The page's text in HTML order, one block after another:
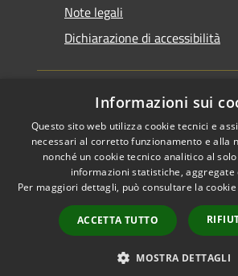
Note legali
Dichiarazione di accessibilità
RSS
Accessibilità
Cookie
Mappa del sito
Piano di miglioramento
Informazioni sui
Questo sito web utilizza cookie tecnici e
necessari al corretto funzionamento e alla
nonché un cookie tecnico analitico al
informazioni statistiche, aggregate
Per maggiori dettagli, può consultare la
ACCETTA TUTTO
MOSTRA DETTAGLI